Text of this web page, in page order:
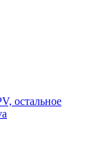
остальное